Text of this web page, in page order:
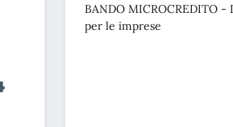
BANDO MICROCREDITO
per le imprese